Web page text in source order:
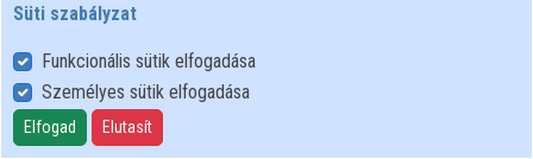
Felhasználói szabályzat
Adatkezelési tájékoztató
Süti szabályzat
Süti szabályzat
Funkcionális sütik elfogadása
Személyes sütik elfogadása
Elfogad Elutasít